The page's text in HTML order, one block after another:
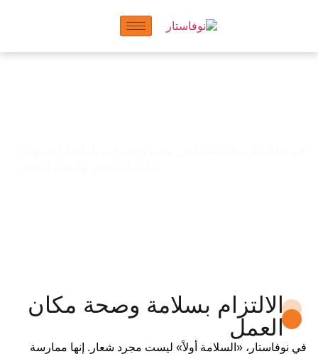
الالتزام بسلامة وصحة مكان
العمل
في نوفاستار، «السلامة أولاً» ليست مجرد شعار. إنها ممارسة